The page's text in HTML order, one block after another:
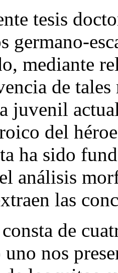
tesis
germano-
mediante
de
juvenil
del
ha sido
análisis
las
de
nos